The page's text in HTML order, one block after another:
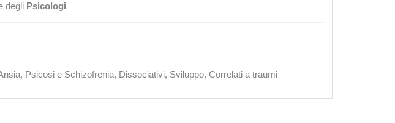
degli Psicologi
Psicosi e Schizofrenia, Dissociativi, Sviluppo, Correlati a traumi